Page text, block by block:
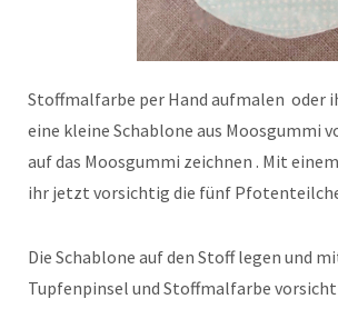
Stoffmalfarbe per Hand aufmalen oder
eine kleine Schablone aus Moosgummi
auf das Moosgummi zeichnen . Mit
ihr jetzt vorsichtig die fünf
Die Schablone auf den Stoff legen und
Tupfenpinsel und Stoffmalfarbe